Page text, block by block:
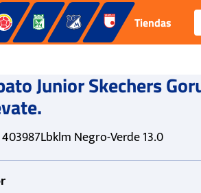
Tiendas
Junior Skechers
403987Lbklm Negro-Verde 13.0